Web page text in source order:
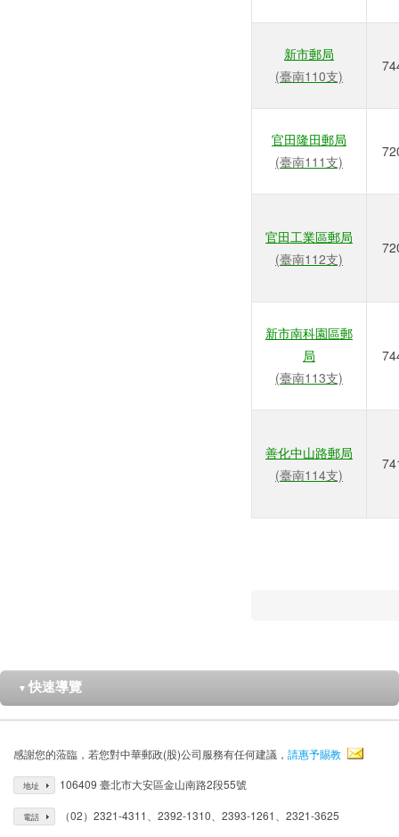
新市郵局
(臺南110支)
官田隆田郵局
(臺南111支)
官田工業區郵局
(臺南112支)
新市南科園區郵
局
(臺南113支)
善化中山路郵局
(臺南114支)
▼ 快速導覽
感謝您的蒞臨，若您對中華郵政(股)公司服務有任何建議， 請惠予賜教
地址 106409 臺北市大安區金山南路2段55號
電話 （02）2321-4311、2392-1310、2393-1261、2321-3625